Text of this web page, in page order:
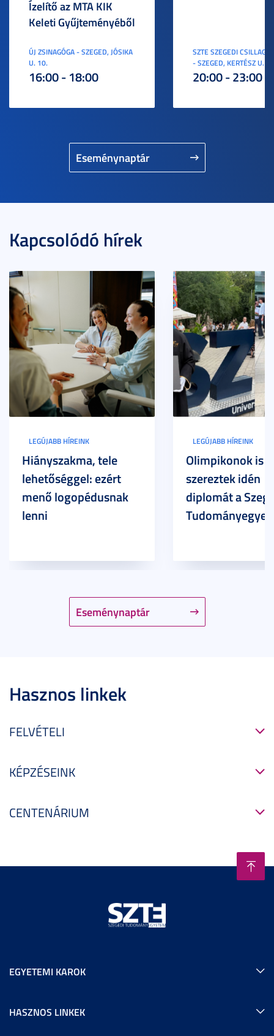
Eseménynaptár
Ízelítő az MTA KIK
Keleti Gyűjteményéből
ÚJ ZSINAGÓGA - SZEGED, JÓSIKA
U. 10.
16:00 - 18:00
SZTE SZEGEDI
- SZEGED, KERTÉSZ U. 3.
20:00 - 23:00
Kapcsolódó hírek
Eseménynaptár
LEGÚJABB HÍREINK
Hiányszakma, tele
lehetőséggel: ezért
menő logopédusnak
lenni
LEGÚJABB HÍREINK
Olimpikonok is
szereztek idén
diplomát a
Hasznos linkek
FELVÉTELI
KÉPZÉSEINK
CENTENÁRIUM
EGYETEMI KAROK
HASZNOS LINKEK